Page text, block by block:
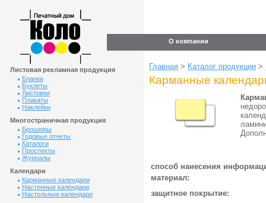
О компании
Листовая рекламная продукция
Бланки
Буклеты
Листовки
Плакаты
Наклейки
Многостраничная продукция
Брошюры
Годовые отчеты
Каталоги
Проспекты
Журналы
Календари
Карманные календари
Настенные календари
Настольные календари
Главная > Каталог продукции >
Карманные
способ нанесения
материал:
защитное покрытие: